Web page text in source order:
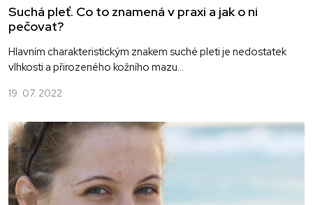
Suchá pleť. Co to znamená v praxi a jak o ni
pečovat?
Hlavním charakteristickým znakem suché pleti je nedostatek
vlhkosti a přirozeného kožního mazu...
19. 07. 2022